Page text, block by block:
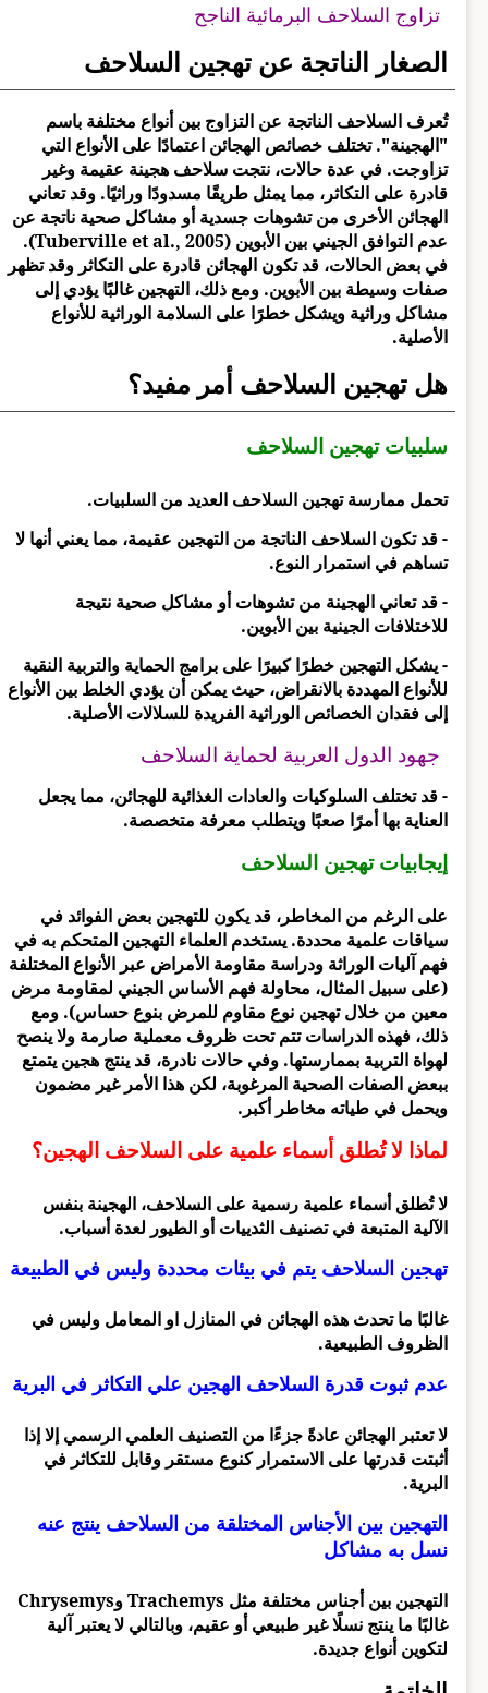
تزاوج السلاحف البرمائية الناجح
الصغار الناتجة عن تهجين السلاحف
تُعرف السلاحف الناتجة عن التزاوج بين أنواع مختلفة باسم
"الهجينة". تختلف خصائص الهجائن اعتمادًا على الأنواع التي
تزاوجت. في عدة حالات، نتجت سلاحف هجينة عقيمة وغير
قادرة على التكاثر، مما يمثل طريقًا مسدودًا وراثيًا. وقد تعاني
الهجائن الأخرى من تشوهات جسدية أو مشاكل صحية ناتجة عن
عدم التوافق الجيني بين الأبوين (Tuberville et al., 2005).
في بعض الحالات، قد تكون الهجائن قادرة على التكاثر وقد تظهر
صفات وسيطة بين الأبوين. ومع ذلك، التهجين غالبًا يؤدي إلى
مشاكل وراثية ويشكل خطرًا على السلامة الوراثية للأنواع
الأصلية.
هل تهجين السلاحف أمر مفيد؟
سلبيات تهجين السلاحف
تحمل ممارسة تهجين السلاحف العديد من السلبيات.
- قد تكون السلاحف الناتجة من التهجين عقيمة، مما يعني أنها لا
تساهم في استمرار النوع.
- قد تعاني الهجينة من تشوهات أو مشاكل صحية نتيجة
للاختلافات الجينية بين الأبوين.
- يشكل التهجين خطرًا كبيرًا على برامج الحماية والتربية النقية
للأنواع المهددة بالانقراض، حيث يمكن أن يؤدي الخلط بين الأنواع
إلى فقدان الخصائص الوراثية الفريدة للسلالات الأصلية.
جهود الدول العربية لحماية السلاحف
- قد تختلف السلوكيات والعادات الغذائية للهجائن، مما يجعل
العناية بها أمرًا صعبًا ويتطلب معرفة متخصصة.
إيجابيات تهجين السلاحف
على الرغم من المخاطر، قد يكون للتهجين بعض الفوائد في
سياقات علمية محددة. يستخدم العلماء التهجين المتحكم به في
فهم آليات الوراثة ودراسة مقاومة الأمراض عبر الأنواع المختلفة
(على سبيل المثال، محاولة فهم الأساس الجيني لمقاومة مرض
معين من خلال تهجين نوع مقاوم للمرض بنوع حساس). ومع
ذلك، فهذه الدراسات تتم تحت ظروف معملية صارمة ولا ينصح
لهواة التربية بممارستها. وفي حالات نادرة، قد ينتج هجين يتمتع
ببعض الصفات الصحية المرغوبة، لكن هذا الأمر غير مضمون
ويحمل في طياته مخاطر أكبر.
لماذا لا تُطلق أسماء علمية على السلاحف الهجين؟
لا تُطلق أسماء علمية رسمية على السلاحف، الهجينة بنفس
الآلية المتبعة في تصنيف الثدييات أو الطيور لعدة أسباب.
تهجين السلاحف يتم في بيئات محددة وليس في الطبيعة
غالبًا ما تحدث هذه الهجائن في المنازل او المعامل وليس في
الظروف الطبيعية.
عدم ثبوت قدرة السلاحف الهجين علي التكاثر في البرية
لا تعتبر الهجائن عادةً جزءًا من التصنيف العلمي الرسمي إلا إذا
أثبتت قدرتها على الاستمرار كنوع مستقر وقابل للتكاثر في
البرية.
التهجين بين الأجناس المختلقة من السلاحف ينتج عنه
نسل به مشاكل
التهجين بين أجناس مختلفة مثل Trachemys وChrysemys
غالبًا ما ينتج نسلًا غير طبيعي أو عقيم، وبالتالي لا يعتبر آلية
لتكوين أنواع جديدة.